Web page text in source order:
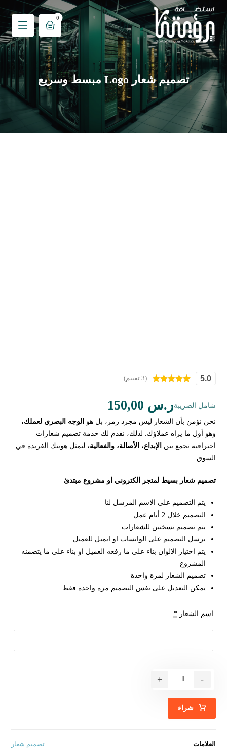
تصميم شعار Logo مبسط وسريع
5.0
تقييمعملاء
(3 تقييم)
ر.سشامل الضريبة
نحن نؤمن بأن الشعار ليس مجرد رمز، بل هو الوجه البصري لعملك،
وهو أول ما يراه عملاؤك. لذلك، نقدم لك خدمة تصميم شعارات
احترافية تجمع بين الإبداع، الأصالة، والفعالية، لتمثل هويتك الفريدة في
السوق.
تصميم شعار بسيط لمتجر الكتروني او مشروع مبتدئ
يتم التصميم على الاسم المرسل لنا
التصميم خلال 2 أيام عمل
يتم تصميم نسختين للشعارات
يرسل التصميم على الواتساب او ايميل للعميل
يتم اختيار الالوان بناء على ما رفعه العميل او بناء على ما يتضمنه
المشروع
تصميم الشعار لمرة واحدة
يمكن التعديل على نفس التصميم مره واحدة فقط
اسم الشعار*
-
+
شراء
العلامات
تصميم شعار